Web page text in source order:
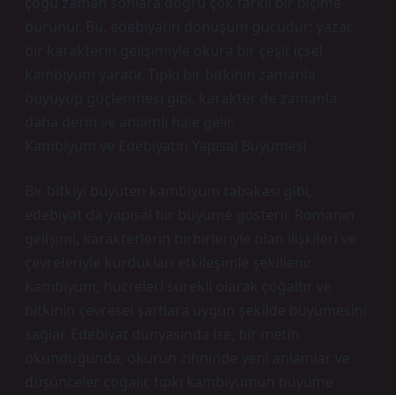
bürünür. Bu, edebiyatın dönüşüm gücüdür; yazar,
bir karakterin gelişimiyle okura bir çeşit içsel
kambiyum yaratır. Tıpkı bir bitkinin zamanla
büyüyüp güçlenmesi gibi, karakter de zamanla
daha derin ve anlamlı hale gelir.
Kambiyum ve Edebiyatın Yapısal Büyümesi
Bir bitkiyi büyüten kambiyum tabakası gibi,
edebiyat da yapısal bir büyüme gösterir. Romanın
gelişimi, karakterlerin birbirleriyle olan ilişkileri ve
çevreleriyle kurdukları etkileşimle şekillenir.
Kambiyum, hücreleri sürekli olarak çoğaltır ve
bitkinin çevresel şartlara uygun şekilde büyümesini
sağlar. Edebiyat dünyasında ise, bir metin
okunduğunda, okurun zihninde yeni anlamlar ve
düşünceler çoğalır, tıpkı kambiyumun büyüme